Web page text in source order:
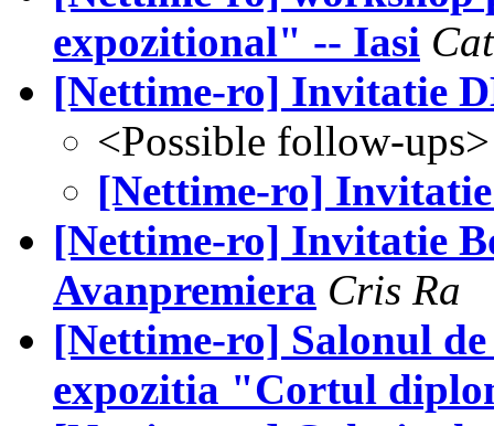
expozitional" -- Iasi
[Nettime-ro] Invitatie
<Possible follow-ups>
[Nettime-ro]
[Nettime-ro] Invitatie
Avanpremiera Cris Ra
[Nettime-ro] Salonul
expozitia "Cortul